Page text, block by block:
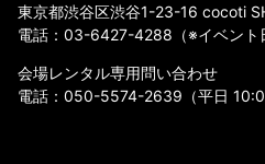
東京都渋谷区渋谷1-23-16 cocoti
電話： 03-6427-4288 （※イベン
会場レンタル専用問い合わせ
電話： 050-5574-2639 （平日